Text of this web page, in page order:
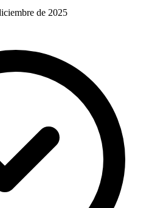
de 2025